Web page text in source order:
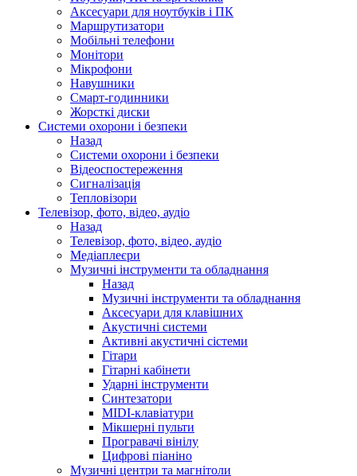
Аксесуари для ноутбуків і ПК
Маршрутизатори
Мобільні телефони
Монітори
Мікрофони
Навушники
Смарт-годинники
Жорсткі диски
Системи охорони і безпеки
Назад
Системи охорони і безпеки
Відеоспостереження
Сигналізація
Тепловізори
Телевізор, фото, відео, аудіо
Назад
Телевізор, фото, відео, аудіо
Медіаплеєри
Музичні інструменти та обладнання
Назад
Музичні інструменти та обладнання
Аксесуари для клавішних
Акустичні системи
Активні акустичні сістеми
Гітари
Гітарні кабінети
Ударні інструменти
Синтезатори
MIDI-клавіатури
Мікшерні пульти
Програвачі вінілу
Цифрові піаніно
Музичні центри та магнітоли